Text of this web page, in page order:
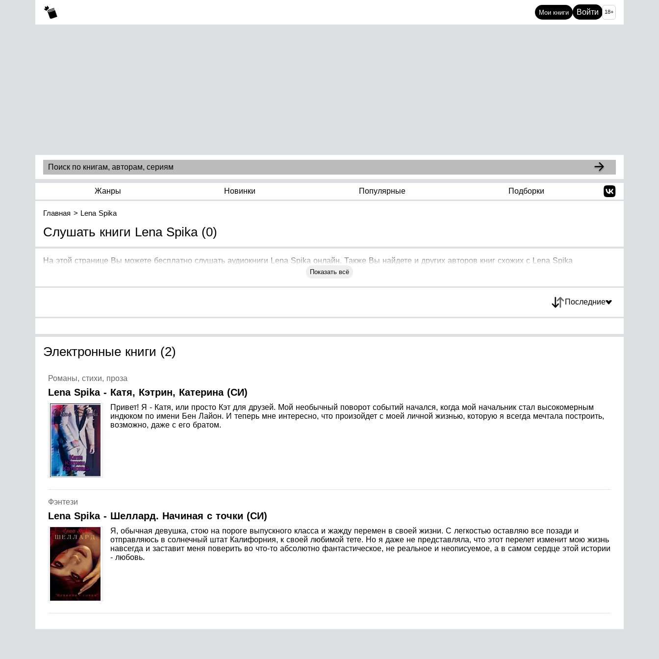
Мои книги Войти 18+
Жанры Новинки Популярные Подборки
Главная Lena Spika
Слушать книги Lena Spika (0)
На этой странице Вы можете бесплатно слушать аудиокниги Lena Spika онлайн. Также Вы найдете и других авторов книг схожих с Lena Spika
Показать всё
Последние
Электронные книги (2)
Романы, стихи, проза
Lena Spika - Катя, Кэтрин, Катерина (СИ)
Привет! Я - Катя, или просто Кэт для друзей. Мой необычный поворот событий начался, когда мой начальник стал высокомерным
индюком по имени Бен Лайон. И теперь мне интересно, что произойдет с моей личной жизнью, которую я всегда мечтала построить,
возможно, даже с его братом.
Фэнтези
Lena Spika - Шеллард. Начиная с точки (СИ)
Я, обычная девушка, стою на пороге выпускного класса и жажду перемен в своей жизни. С легкостью оставляю все позади и
отправляюсь в солнечный штат Калифорния, к своей любимой тете. Но я даже не представляла, что этот перелет изменит мою жизнь
навсегда и заставит меня поверить во что-то абсолютно фантастическое, не реальное и неописуемое, а в самом сердце этой истории
- любовь.